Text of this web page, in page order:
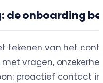
de onboarding
tekenen van het
met vragen,
proactief contact